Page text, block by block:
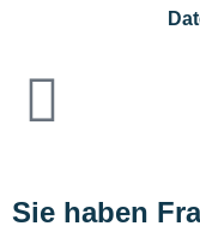
Sie haben